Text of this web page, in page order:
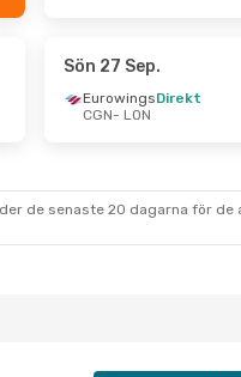
Sön 27 Sep.
EurowingsDirekt
CGN- LON
de senaste 20 dagarna för